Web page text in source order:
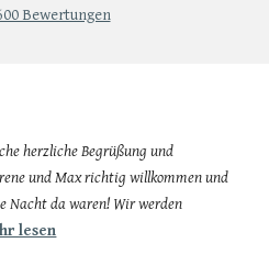
Bewertungen
herzliche Begrüßung und
und Max richtig willkommen und
Nacht da waren! Wir werden
lesen